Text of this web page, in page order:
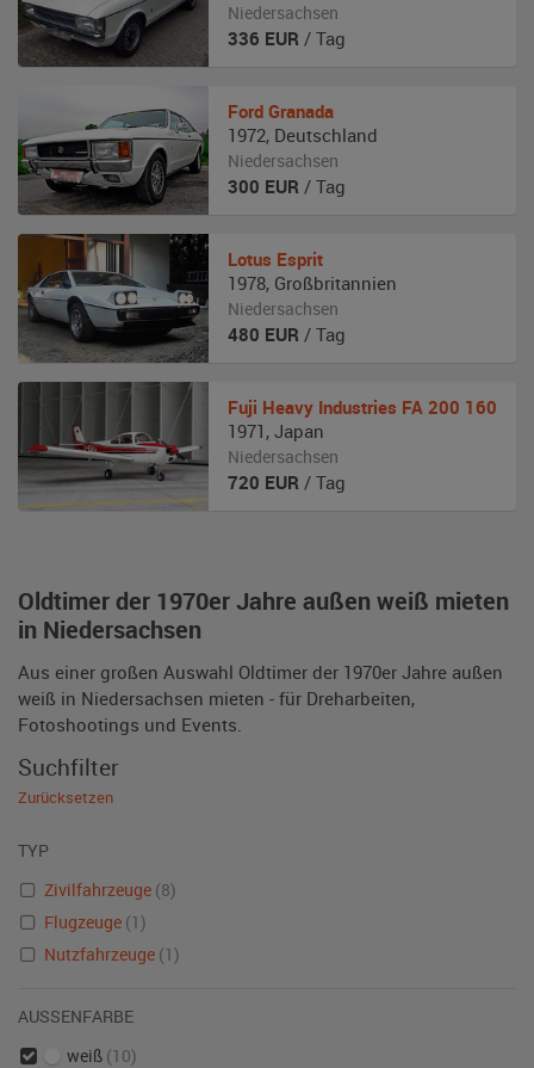
Oldtimer der 1970er Jahre außen weiß mieten
in Niedersachsen
Aus einer großen Auswahl Oldtimer der 1970er Jahre außen
weiß in Niedersachsen mieten - für Dreharbeiten,
Fotoshootings und Events.
Niedersachsen
336 EUR / Tag
Ford Granada
1972, Deutschland
Niedersachsen
300 EUR / Tag
Lotus Esprit
1978, Großbritannien
Niedersachsen
480 EUR / Tag
Fuji Heavy Industries FA 200 160
1971 , Japan
Niedersachsen
720 EUR / Tag
Suchfilter
Zurücksetzen
TYP
Zivilfahrzeuge (8)
Flugzeuge (1)
Nutzfahrzeuge (1)
AUSSENFARBE
weiß (10)